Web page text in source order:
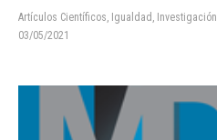
Artículos Científicos Igualdad Investigación
03/05/2021